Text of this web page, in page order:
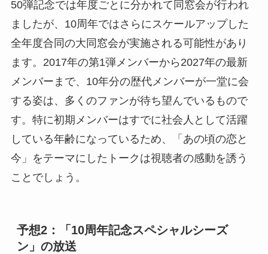
50弾記念では年度ごとに分かれて同窓会が行われ
ましたが、10周年ではさらにスケールアップした
全年度合同の大同窓会が実施される可能性があり
ます。2017年の第1弾メンバーから2027年の最新
メンバーまで、10年分の歴代メンバーが一堂に会
する姿は、多くのファンが待ち望んでいるもので
す。特に初期メンバーはすでに社会人として活躍
している年齢になっているため、「あの頃の恋と
今」をテーマにしたトークは視聴者の感動を誘う
ことでしょう。
予想2：「10周年記念スペシャルシーズ
ン」の放送